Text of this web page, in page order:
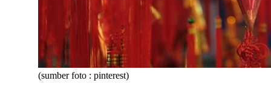
(sumber foto : pinterest)